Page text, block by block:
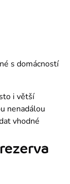
s domácností
i větší
nenadálou
vhodné